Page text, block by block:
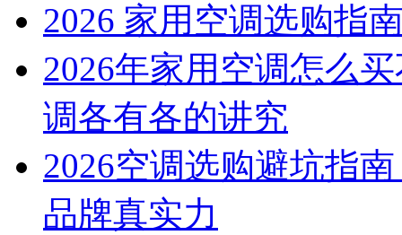
2026 家用空调选购指
2026年家用空调怎么
调各有各的讲究
2026空调选购避坑指
品牌真实力